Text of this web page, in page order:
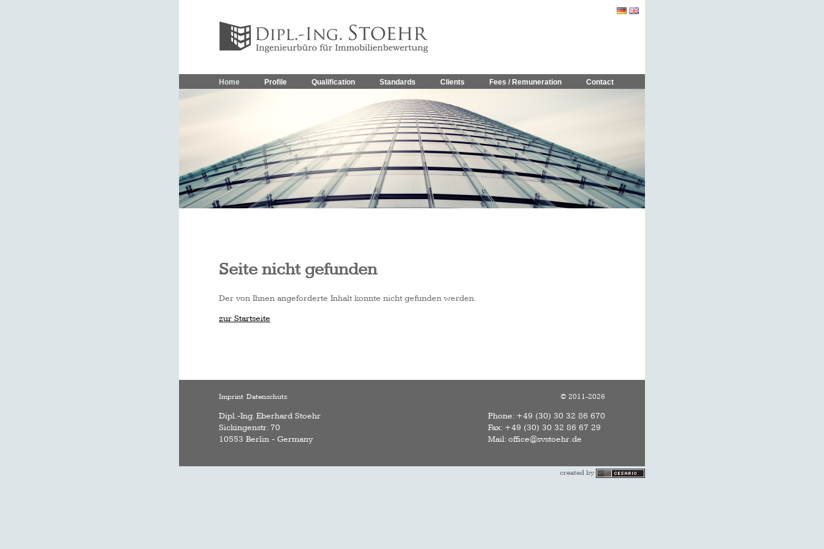
Home Profile Qualification Standards Clients Fees / Remuneration Contact
Seite nicht gefunden
Der von Ihnen angeforderte Inhalt konnte nicht gefunden werden.
zur Startseite
Imprint Datenschutz © 2011-2026
Dipl.-Ing. Eberhard Stoehr
Sickingenstr. 70
10553 Berlin - Germany
Phone: +49 (30) 30 32 86 670
Fax: +49 (30) 30 32 86 67 29
Mail: office@svstoehr.de
created by